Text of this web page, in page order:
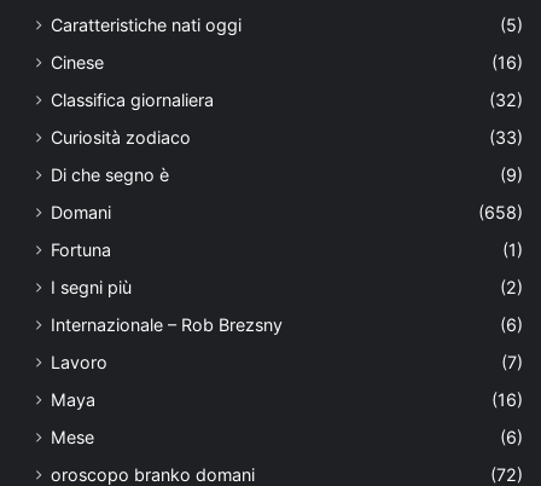
Caratteristiche nati oggi
(5)
Cinese
(16)
Classifica giornaliera
(32)
Curiosità zodiaco
(33)
Di che segno è
(9)
Domani
(658)
Fortuna
(1)
I segni più
(2)
Internazionale – Rob Brezsny
(6)
Lavoro
(7)
Maya
(16)
Mese
(6)
oroscopo branko domani
(72)